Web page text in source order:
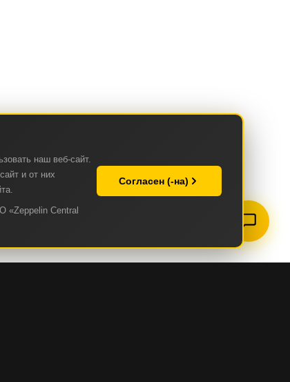
наш веб-сайт.
и от них
«Zeppelin Central
Согласен (-на)